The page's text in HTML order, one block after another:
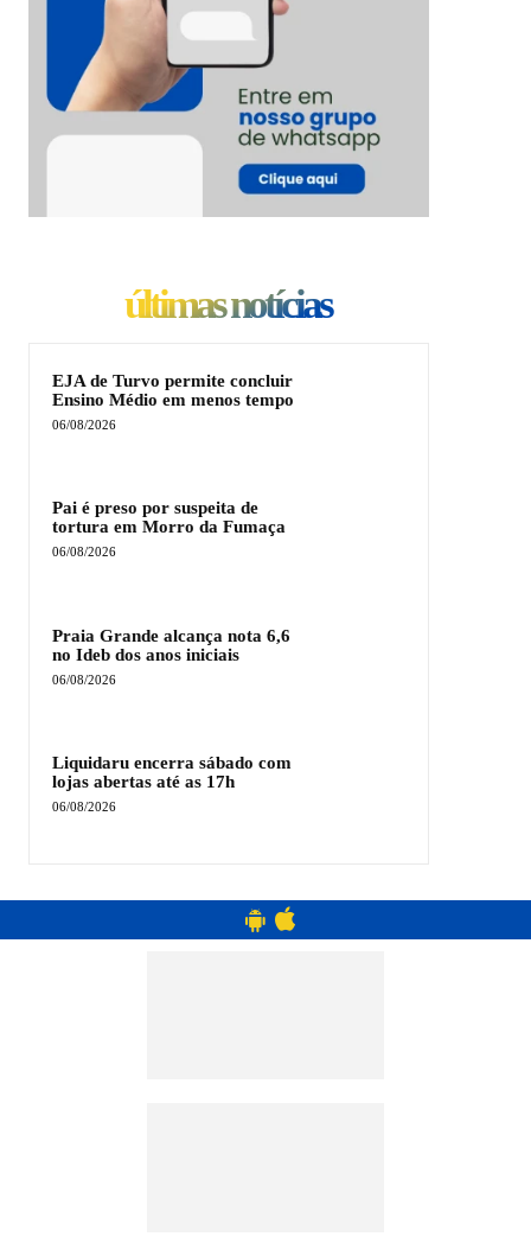
últimas notícias
EJA de Turvo permite concluir
Ensino Médio em menos tempo
06/08/2026
Pai é preso por suspeita de
tortura em Morro da Fumaça
06/08/2026
Praia Grande alcança nota 6,6
no Ideb dos anos iniciais
06/08/2026
Liquidaru encerra sábado com
lojas abertas até as 17h
06/08/2026